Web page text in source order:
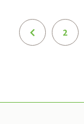
2